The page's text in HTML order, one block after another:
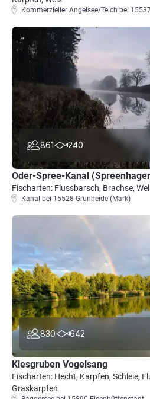
Kommerzieller Angelsee/Teich bei
861 240
Oder-Spree-Kanal
Fischarten: Flussbarsch, Brachse,
Kanal bei 15528 Grünheide (Mark)
830 642
Kiesgruben Vogelsang
Fischarten: Hecht, Karpfen, Schleie,
Graskarpfen